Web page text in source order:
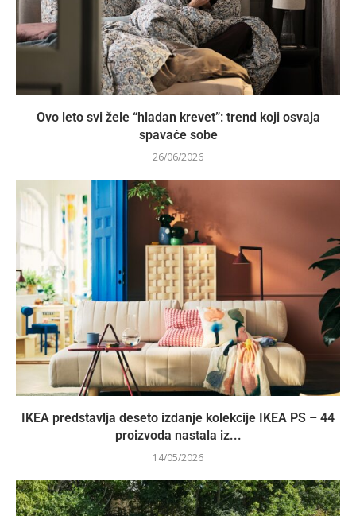
Ovo leto svi žele “hladan krevet”: trend koji osvaja
spavaće sobe
26/06/2026
IKEA predstavlja deseto izdanje kolekcije IKEA PS – 44
proizvoda nastala iz...
14/05/2026